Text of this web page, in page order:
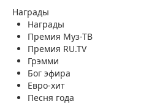
Награды
Награды
Премия Муз-ТВ
Премия RU.TV
Грэмми
Бог эфира
Евро-хит
Песня года